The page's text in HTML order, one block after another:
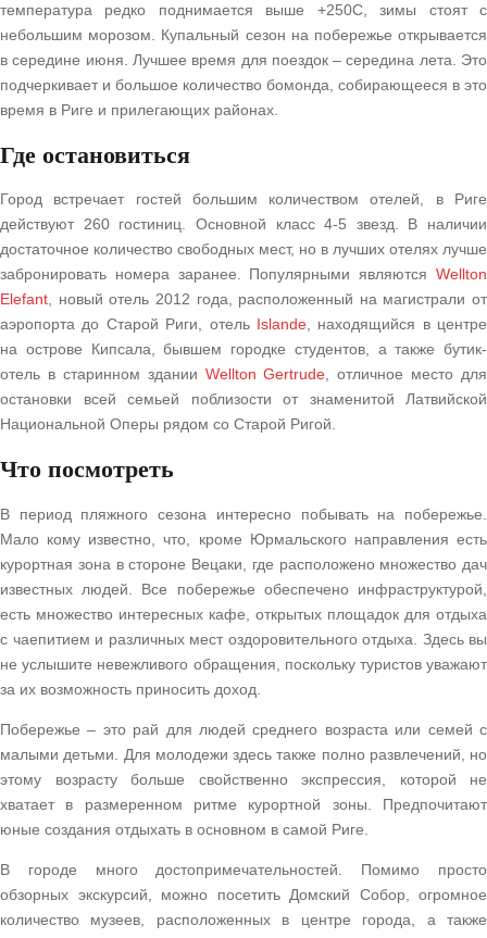
температура редко поднимается выше +250С, зимы стоят с
небольшим морозом. Купальный сезон на побережье открывается
в середине июня. Лучшее время для поездок – середина лета. Это
подчеркивает и большое количество бомонда, собирающееся в это
время в Риге и прилегающих районах.
Где остановиться
Город встречает гостей большим количеством отелей, в Риге
действуют 260 гостиниц. Основной класс 4-5 звезд. В наличии
достаточное количество свободных мест, но в лучших отелях лучше
забронировать номера заранее. Популярными являются Wellton
Elefant , новый отель 2012 года, расположенный на магистрали от
аэропорта до Старой Риги, отель Islande, находящийся в центре
на острове Кипсала, бывшем городке студентов, а также бутик-
отель в старинном здании Wellton Gertrude , отличное место для
остановки всей семьей поблизости от знаменитой Латвийской
Национальной Оперы рядом со Старой Ригой.
Что посмотреть
В период пляжного сезона интересно побывать на побережье.
Мало кому известно, что, кроме Юрмальского направления есть
курортная зона в стороне Вецаки, где расположено множество дач
известных людей. Все побережье обеспечено инфраструктурой,
есть множество интересных кафе, открытых площадок для отдыха
с чаепитием и различных мест оздоровительного отдыха. Здесь вы
не услышите невежливого обращения, поскольку туристов уважают
за их возможность приносить доход.
Побережье – это рай для людей среднего возраста или семей с
малыми детьми. Для молодежи здесь также полно развлечений, но
этому возрасту больше свойственно экспрессия, которой не
хватает в размеренном ритме курортной зоны. Предпочитают
юные создания отдыхать в основном в самой Риге.
В городе много достопримечательностей. Помимо просто
обзорных экскурсий, можно посетить Домский Собор, огромное
количество музеев, расположенных в центре города, а также